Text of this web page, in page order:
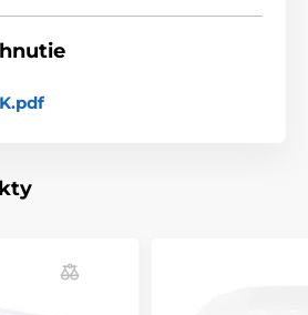
pre ľahké čistenie